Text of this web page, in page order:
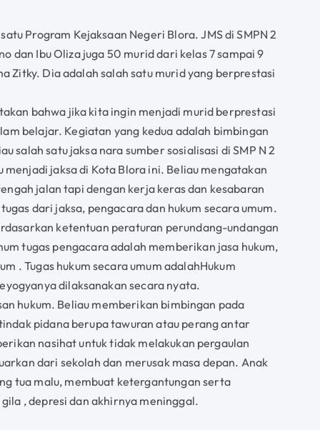
Program Kejaksaan Negeri Blora. JMS di SMPN 2
dan Ibu Oliza juga 50 murid dari kelas 7 sampai 9
Zitky. Dia adalah salah satu murid yang berprestasi
bahwa jika kita ingin menjadi murid berprestasi
belajar. Kegiatan yang kedua adalah bimbingan
salah satu jaksa nara sumber sosialisasi di SMP N 2
jaksa di Kota Blora ini. Beliau mengatakan
jalan tapi dengan kerja keras dan kesabaran
dari jaksa, pengacara dan hukum secara umum.
ketentuan peraturan perundang-undangan
tugas pengacara adalah memberikan jasa hukum,
. Tugas hukum secara umum adalahHukum
dilaksanakan secara nyata.
hukum. Beliau memberikan bimbingan pada
pidana berupa tawuran atau perang antar
nasihat untuk tidak melakukan pergaulan
dari sekolah dan merusak masa depan. Anak
tua malu, membuat ketergantungan serta
, depresi dan akhirnya meninggal.